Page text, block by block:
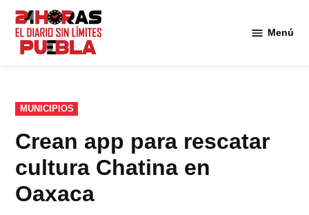
Saltar
contenido
Menú
PUBLICADO
EN
MUNICIPIOS
Crean app para rescatar
cultura Chatina en
Oaxaca